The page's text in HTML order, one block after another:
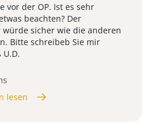
vor der OP. Ist es sehr
beachten? Der
sicher wie die anderen
Bitte schreibeb Sie mir
U.D.
lesen